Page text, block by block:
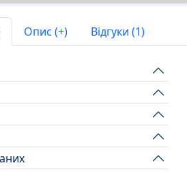
Опис (+) Відгуки (1)